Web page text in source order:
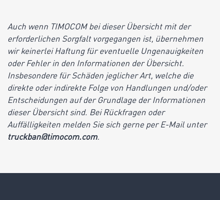
Auch wenn TIMOCOM bei dieser Übersicht mit der
erforderlichen Sorgfalt vorgegangen ist, übernehmen
wir keinerlei Haftung für eventuelle Ungenauigkeiten
oder Fehler in den Informationen der Übersicht.
Insbesondere für Schäden jeglicher Art, welche die
direkte oder indirekte Folge von Handlungen und/oder
Entscheidungen auf der Grundlage der Informationen
dieser Übersicht sind. Bei Rückfragen oder
Auffälligkeiten melden Sie sich gerne per E-Mail unter
truckban@timocom.com.